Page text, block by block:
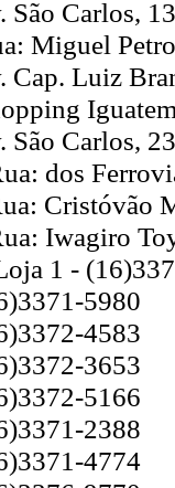
São Carlos,
Miguel
Cap. Luiz
São Carlos,
dos
Cristóvão
Iwagiro
1 -
5980
4583
3653
5166
2388
4774